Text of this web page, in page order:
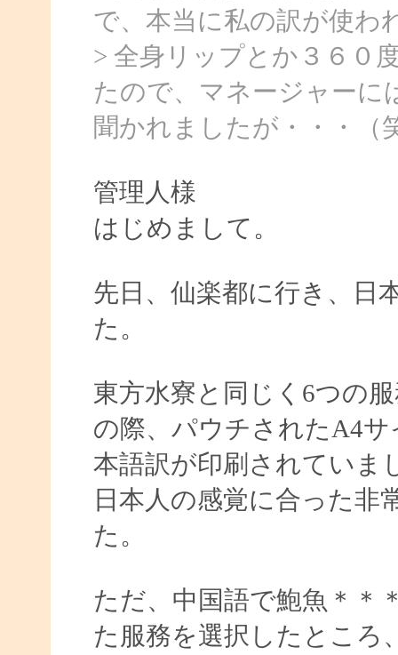
で、本当に私の訳が使わ
> 全身リップとか３６０
たので、マネージャーに
聞かれましたが・・・（
管理人様
はじめまして。
先日、仙楽都に行き、日
た。
東方水寮と同じく6つの
の際、パウチされたA4
本語訳が印刷されていま
日本人の感覚に合った非
た。
ただ、中国語で鮑魚＊＊
た服務を選択したところ